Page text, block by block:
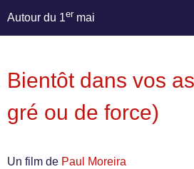
Autour du 1er mai
Bientôt dans vos
gré ou de force)
Un film de Paul Moreira